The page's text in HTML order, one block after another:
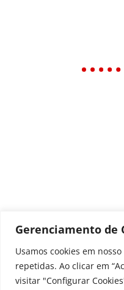
Gerenciamento de
Usamos cookies em
repetidas. Ao clicar em
visitar "Configurar